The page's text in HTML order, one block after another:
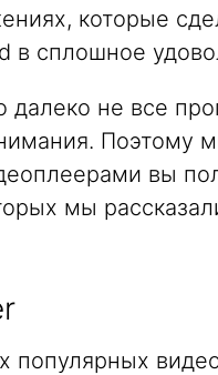
которые
в сплошное
далеко не все
Поэтому
вы
мы